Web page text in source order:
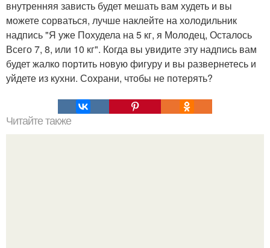
внутренняя зависть будет мешать вам худеть и вы
можете сорваться, лучше наклейте на холодильник
надпись "Я уже Похудела на 5 кг, я Молодец, Осталось
Всего 7, 8, или 10 кг". Когда вы увидите эту надпись вам
будет жалко портить новую фигуру и вы развернетесь и
уйдете из кухни. Сохрани, чтобы не потерять?
Читайте также